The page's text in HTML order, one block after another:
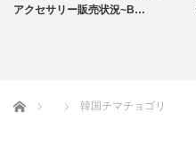
アクセサリー販売状況~B…
ホーム 韓国チマチョゴリ